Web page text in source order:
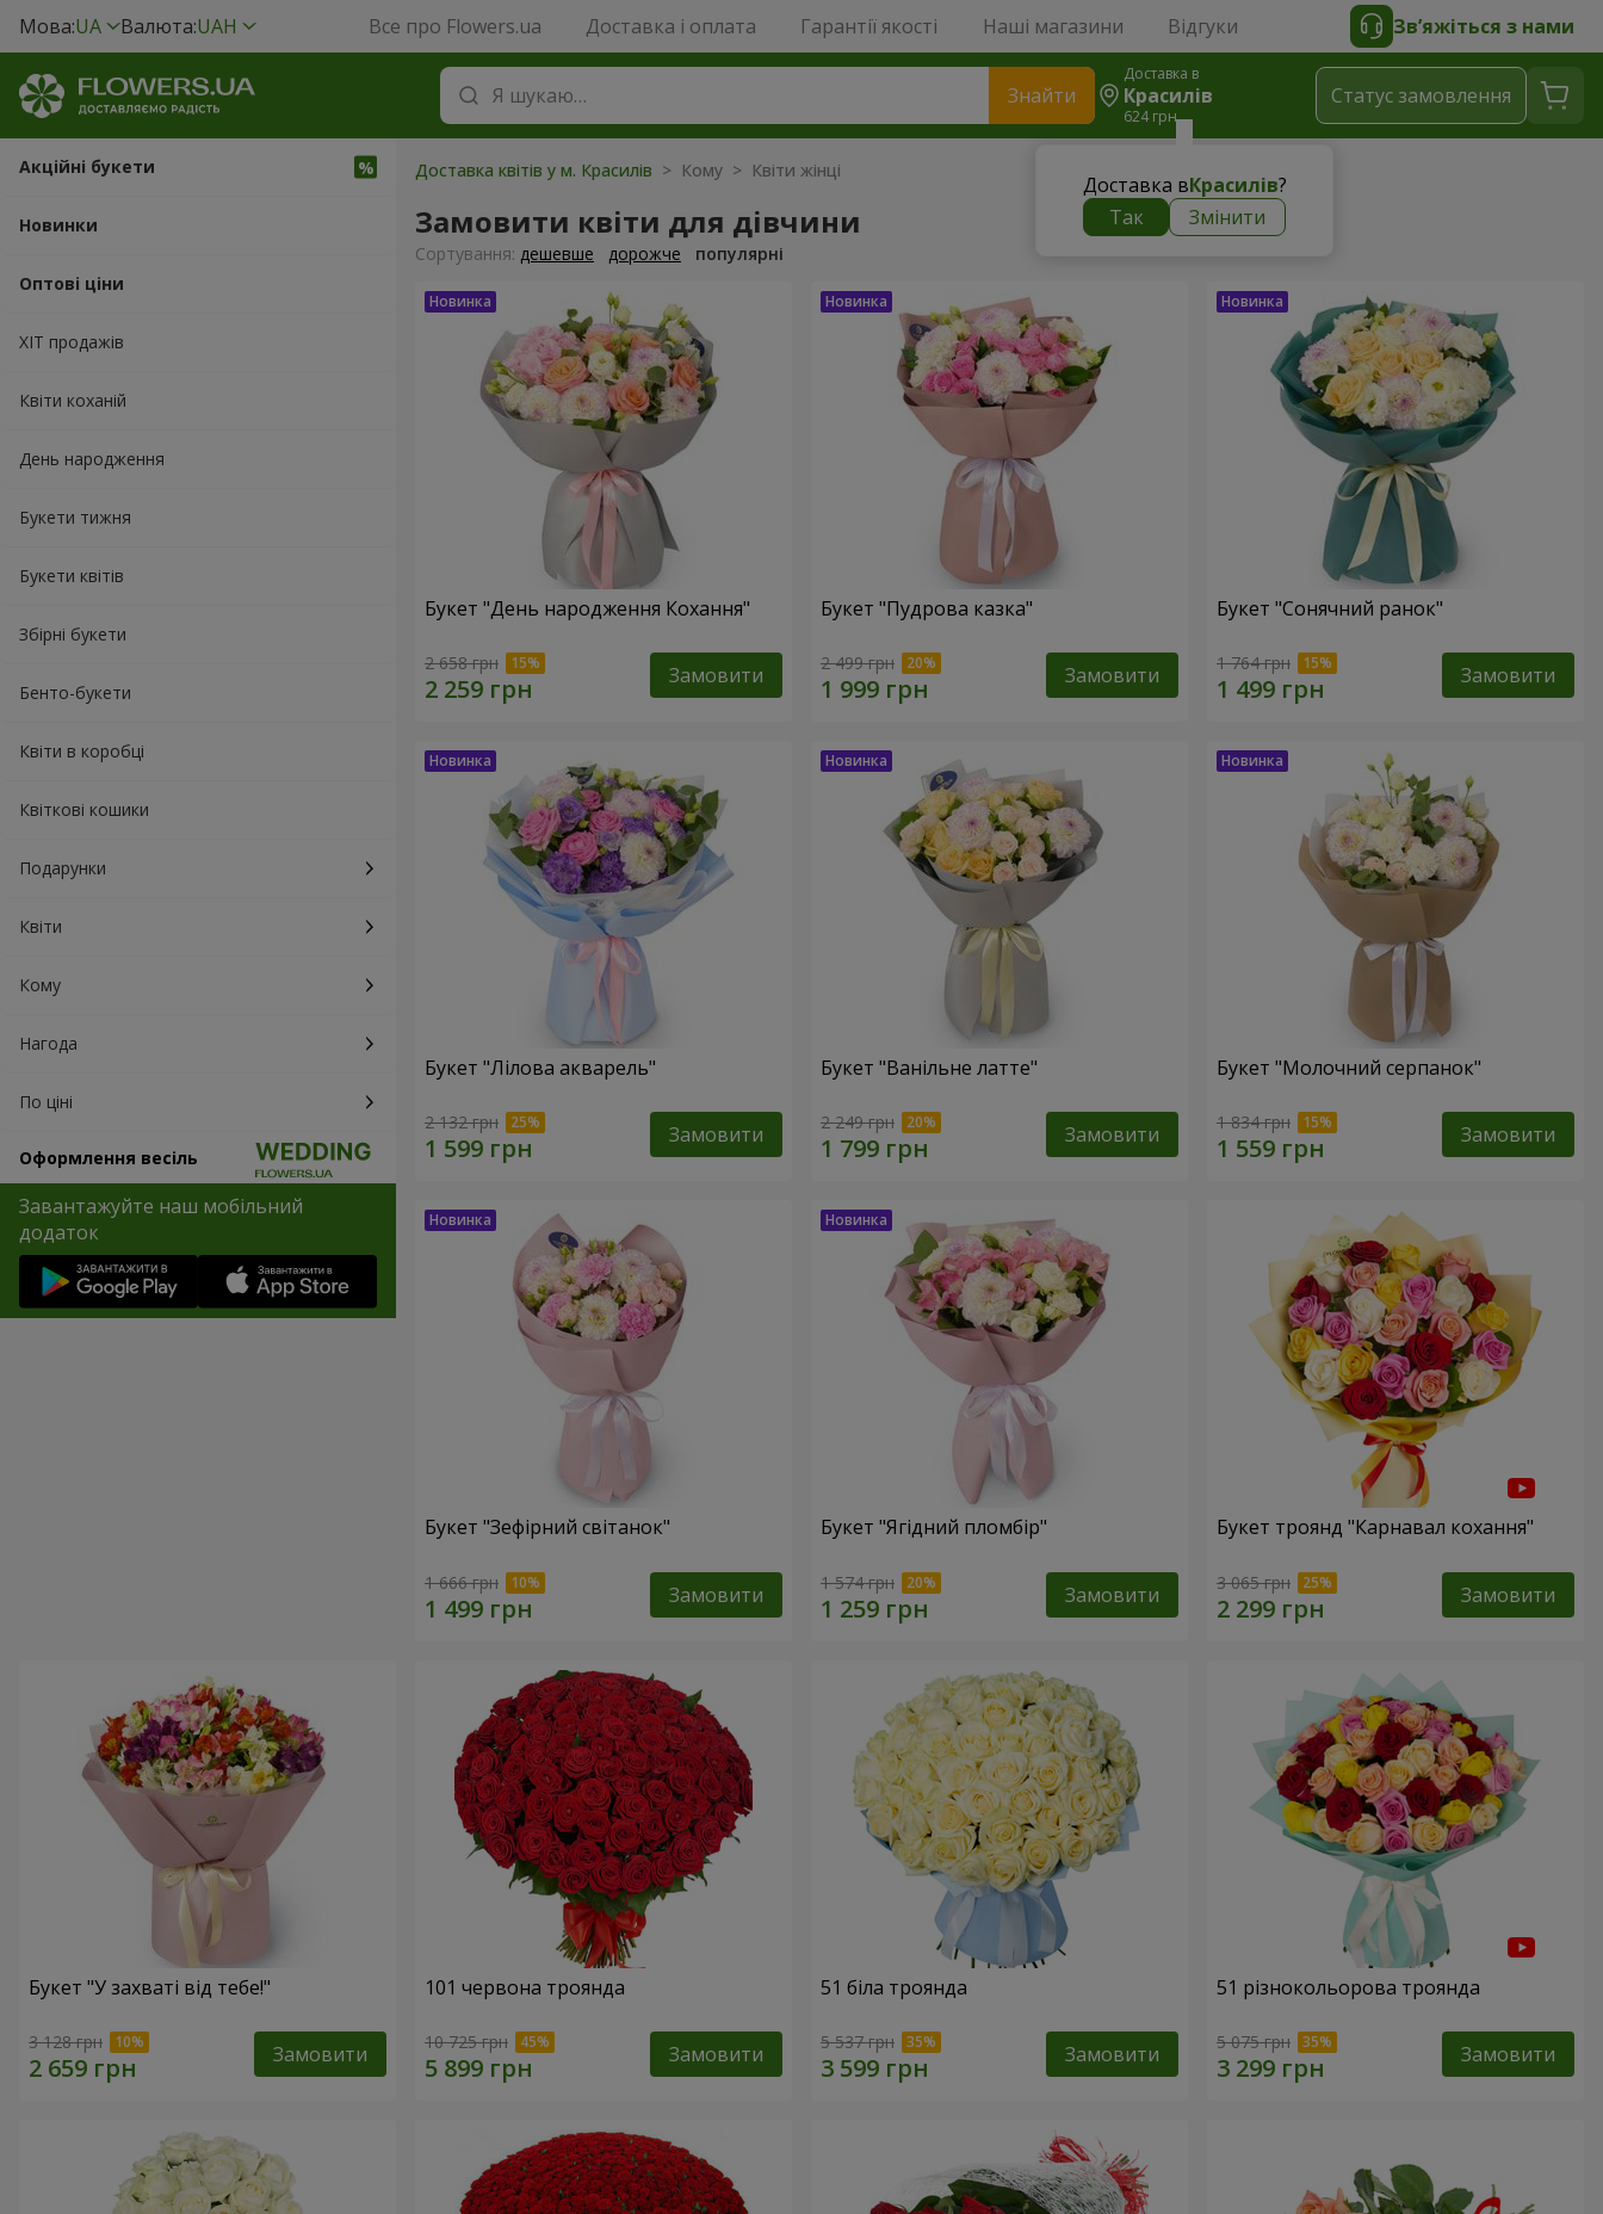
Мова:UA Валюта:UAH Все про Flowers.ua Доставка і оплата Гарантії якості Наші магазини Відгуки Зв’яжіться з нами
Знайти
Доставка в
Красилів
624 грн
Доставка вКрасилів?
Так
Змінити
Статус замовлення
Акційні букети
Новинки
Оптові ціни
ХІТ продажів
Квіти коханій
День народження
Букети тижня
Букети квітів
Збірні букети
Бенто-букети
Квіти в коробці
Квіткові кошики
Подарунки
Квіти
Кому
Нагода
По ціні
Оформлення весіль
Завантажуйте наш мобільний
додаток
Доставка квітів у м. Красилів > Кому > Квіти жінці
Замовити квіти для дівчини
Сортування: дешевше дорожче популярні
Букет "День народження Кохання"
2 658 грн Замовити
Букет "Пудрова казка"
2 499 грн Замовити
Букет "Сонячний ранок"
1 764 грн Замовити
Букет "Лілова акварель"
2 132 грн Замовити
Букет "Ванільне латте"
2 249 грн Замовити
Букет "Молочний серпанок"
1 834 грн Замовити
Букет "Зефірний світанок"
1 666 грн Замовити
Букет "Ягідний пломбір"
1 574 грн Замовити
Букет троянд "Карнавал кохання"
3 065 грн Замовити
Букет "У захваті від тебе!"
3 128 грн Замовити
101 червона троянда
10 725 грн Замовити
51 біла троянда
5 537 грн Замовити
51 різнокольорова троянда
5 075 грн Замовити